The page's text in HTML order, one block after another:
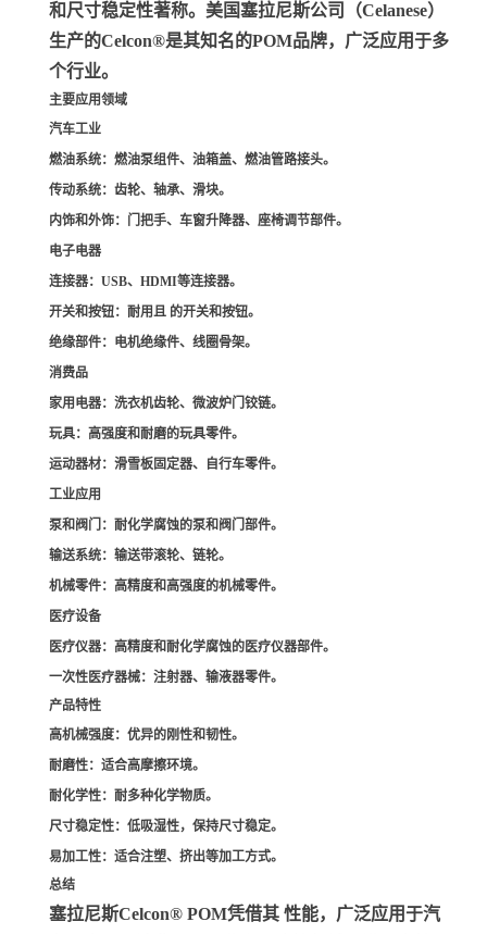
和尺寸稳定性著称。美国塞拉尼斯公司（Celanese）
生产的Celcon®是其知名的POM品牌，广泛应用于多
个行业。
主要应用领域
汽车工业
燃油系统：燃油泵组件、油箱盖、燃油管路接头。
传动系统：齿轮、轴承、滑块。
内饰和外饰：门把手、车窗升降器、座椅调节部件。
电子电器
连接器：USB、HDMI等连接器。
开关和按钮：耐用且 的开关和按钮。
绝缘部件：电机绝缘件、线圈骨架。
消费品
家用电器：洗衣机齿轮、微波炉门铰链。
玩具：高强度和耐磨的玩具零件。
运动器材：滑雪板固定器、自行车零件。
工业应用
泵和阀门 ：耐化学腐蚀的泵和阀门部件。
输送系统：输送带滚轮、链轮。
机械零件：高精度和高强度的机械零件。
医疗设备
医疗仪器：高精度和耐化学腐蚀的医疗仪器部件。
一次性医疗器械：注射器、输液器零件。
产品特性
高机械强度：优异的刚性和韧性。
耐磨性：适合高摩擦环境。
耐化学性：耐多种化学物质。
尺寸稳定性：低吸湿性，保持尺寸稳定。
易加工性：适合注塑、挤出等加工方式。
总结
塞拉尼斯Celcon® POM凭借其 性能，广泛应用于汽